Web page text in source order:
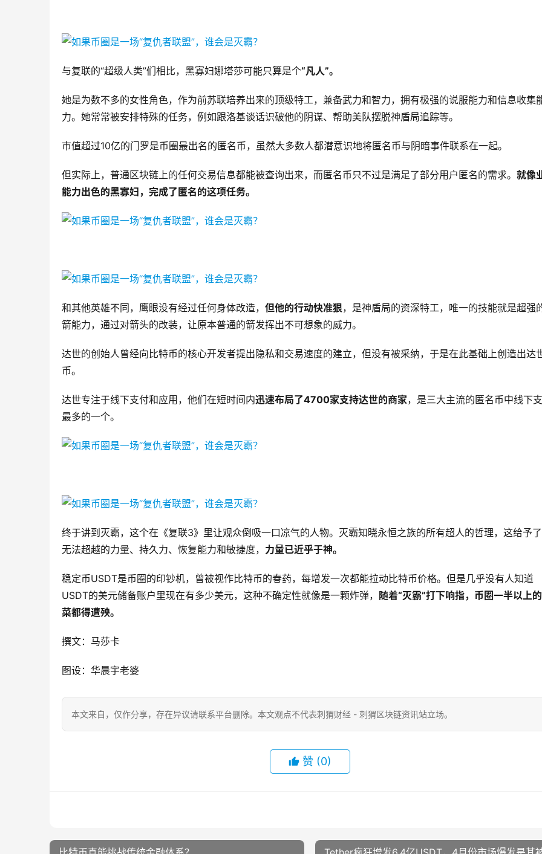
与复联的“超级人类”们相比，黑寡妇娜塔莎可能只算是个“凡人”。
她是为数不多的女性角色，作为前苏联培养出来的顶级特工，兼备武力和智力，拥有极强的说服能力和信息收集
力。她常常被安排特殊的任务，例如跟洛基谈话识破他的阴谋、帮助美队摆脱神盾局追踪等。
市值超过10亿的门罗是币圈最出名的匿名币，虽然大多数人都潜意识地将匿名币与阴暗事件联系在一起。
但实际上，普通区块链上的任何交易信息都能被查询出来，而匿名币只不过是满足了部分用户匿名的需求。 就像
能力出色的黑寡妇，完成了匿名的这项任务。
和其他英雄不同，鹰眼没有经过任何身体改造， 但他的行动快准狠，是神盾局的资深特工，唯一的技能就是超强
箭能力，通过对箭头的改装，让原本普通的箭发挥出不可想象的威力。
达世的创始人曾经向比特币的核心开发者提出隐私和交易速度的建立，但没有被采纳，于是在此基础上创造出达
币。
达世专注于线下支付和应用，他们在短时间内迅速布局了4700家支持达世的商家，是三大主流的匿名币中线下
最多的一个。
终于讲到灭霸，这个在《复联3》里让观众倒吸一口凉气的人物。灭霸知晓永恒之族的所有超人的哲理，这给予
无法超越的力量、持久力、恢复能力和敏捷度， 力量已近乎于神。
稳定币USDT是币圈的印钞机，曾被视作比特币的春药，每增发一次都能拉动比特币价格。但是几乎没有人知道
USDT的美元储备账户里现在有多少美元，这种不确定性就像是一颗炸弹， 随着“灭霸”打下响指，币圈一半以上
菜都得遭殃。
撰文：马莎卡
图设：华晨宇老婆
本文来自 ，仅作分享，存在异议请联系平台删除。本文观点不代表刺猬财经 - 刺猬区块链资讯站立场。
赞 (0)